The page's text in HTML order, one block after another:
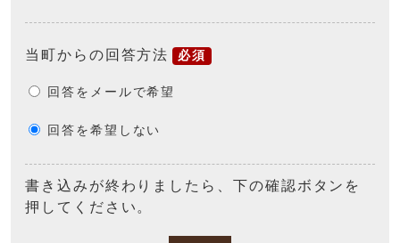
当町からの回答方法 必須
回答をメールで希望
回答を希望しない
書き込みが終わりましたら、下の確認ボタンを
押してください。